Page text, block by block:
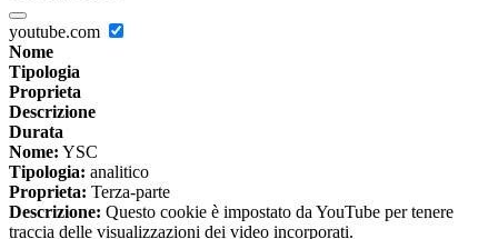
youtube.com
Nome
Tipologia
Proprieta
Descrizione
Durata
Nome: YSC
Tipologia: analitico
Proprieta: Terza-parte
Descrizione: Questo cookie è impostato da YouTube per tenere
traccia delle visualizzazioni dei video incorporati.